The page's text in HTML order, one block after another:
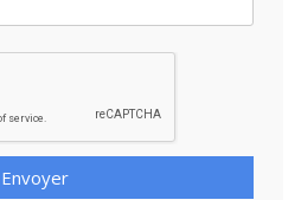
Envoyer